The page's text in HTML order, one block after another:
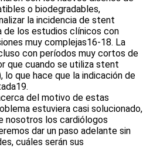
o biodegradables,
la incidencia de stent
de los estudios clínicos con
muy complejas16-18. La
con períodos muy cortos de
que cuando se utiliza stent
que hace que la indicación de
del motivo de estas
estuviera casi solucionado,
nosotros los cardiólogos
dar un paso adelante sin
cuáles serán sus